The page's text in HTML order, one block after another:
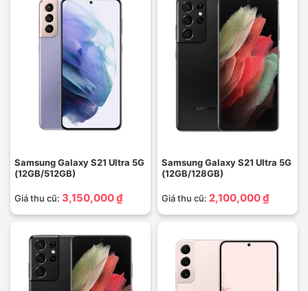
Samsung Galaxy S21 Ultra 5G
(12GB/512GB)
Giá thu cũ: 3,150,000 ₫
Samsung Galaxy S21 Ultra 5G
(12GB/128GB)
Giá thu cũ: 2,100,000 ₫